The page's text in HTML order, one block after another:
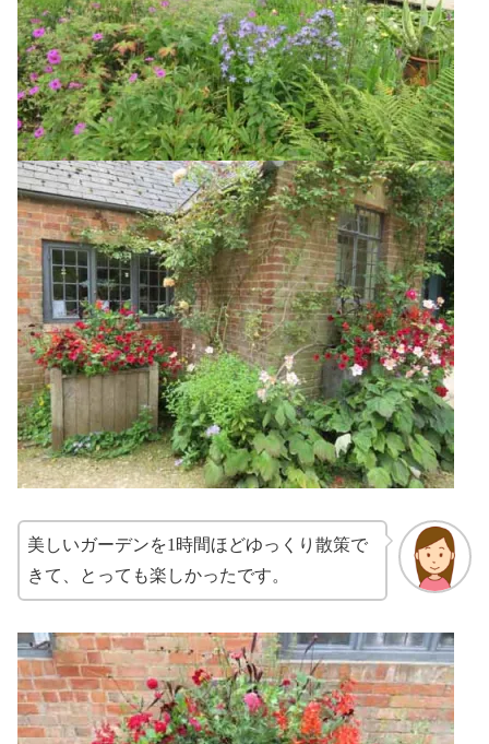
美しいガーデンを1時間ほどゆっくり散策で
きて、とっても楽しかったです。